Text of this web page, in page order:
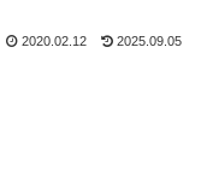
2020.02.12 2025.09.05